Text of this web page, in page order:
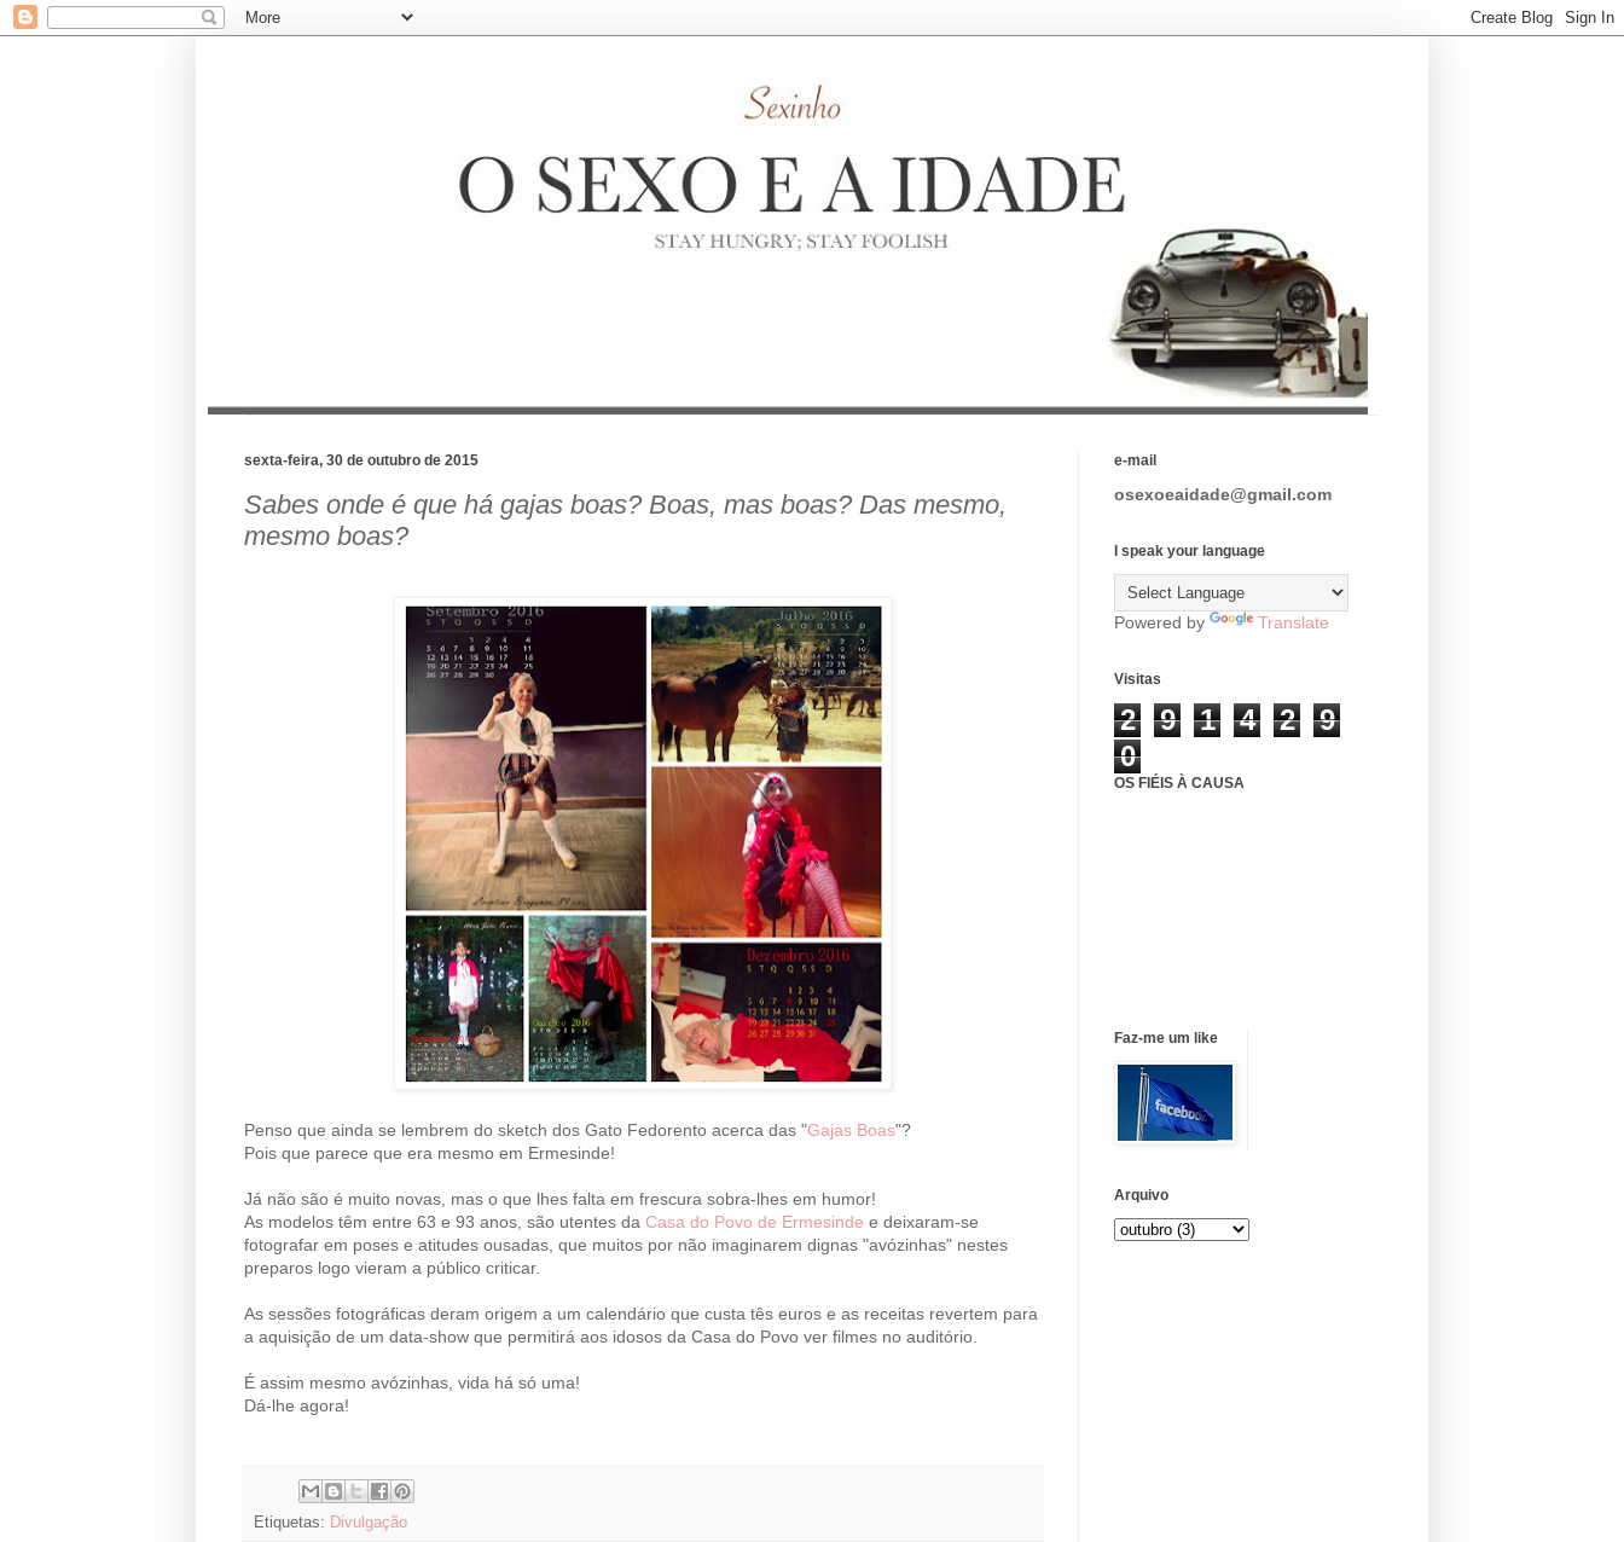
sexta-feira, 30 de outubro de 2015
Sabes onde é que há gajas boas? Boas, mas boas? Das mesmo,
mesmo boas?
Penso que ainda se lembrem do sketch dos Gato Fedorento acerca das "Gajas Boas"?
Pois que parece que era mesmo em Ermesinde!
Já não são é muito novas, mas o que lhes falta em frescura sobra-lhes em humor!
As modelos têm entre 63 e 93 anos, são utentes da Casa do Povo de Ermesinde e deixaram-se
fotografar em poses e atitudes ousadas, que muitos por não imaginarem dignas "avózinhas" nestes
preparos logo vieram a público criticar.
As sessões fotográficas deram origem a um calendário que custa tês euros e as receitas revertem para
a aquisição de um data-show que permitirá aos idosos da Casa do Povo ver filmes no auditório.
É assim mesmo avózinhas, vida há só uma!
Dá-lhe agora!
Etiquetas: Divulgação
e-mail
osexoeaidade@gmail.com
I speak your language
Powered by Translate
Visitas
2 9 1 4 2
9
0
OS FIÉIS À CAUSA
Faz-me um like
Arquivo